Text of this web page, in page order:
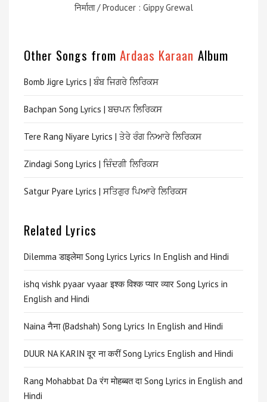
निर्माता / Producer : Gippy Grewal
Other Songs from Ardaas Karaan Album
Bomb Jigre Lyrics | ਬੰਬ ਜਿਗਰੇ ਲਿਰਿਕਸ
Bachpan Song Lyrics | ਬਚਪਨ ਲਿਰਿਕਸ
Tere Rang Niyare Lyrics | ਤੇਰੇ ਰੰਗ ਨਿਆਰੇ ਲਿਰਿਕਸ
Zindagi Song Lyrics | ਜ਼ਿੰਦਗੀ ਲਿਰਿਕਸ
Satgur Pyare Lyrics | ਸਤਿਗੁਰ ਪਿਆਰੇ ਲਿਰਿਕਸ
Related Lyrics
Dilemma डाइलेमा Song Lyrics Lyrics In English and Hindi
ishq vishk pyaar vyaar इश्क विश्क प्यार व्यार Song Lyrics in
English and Hindi
Naina नैना (Badshah) Song Lyrics In English and Hindi
DUUR NA KARIN दूर ना करीं Song Lyrics English and Hindi
Rang Mohabbat Da रंग मोहब्बत दा Song Lyrics in English and
Hindi